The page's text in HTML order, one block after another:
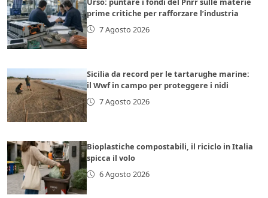
prime critiche per rafforzare l’industria
7 Agosto 2026
Sicilia da record per le tartarughe marine:
il Wwf in campo per proteggere i nidi
7 Agosto 2026
Bioplastiche compostabili, il riciclo in Italia
spicca il volo
6 Agosto 2026